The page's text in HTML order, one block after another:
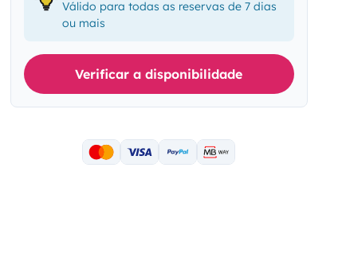
Válido para todas as reservas de 7 dias
ou mais
Verificar a disponibilidade